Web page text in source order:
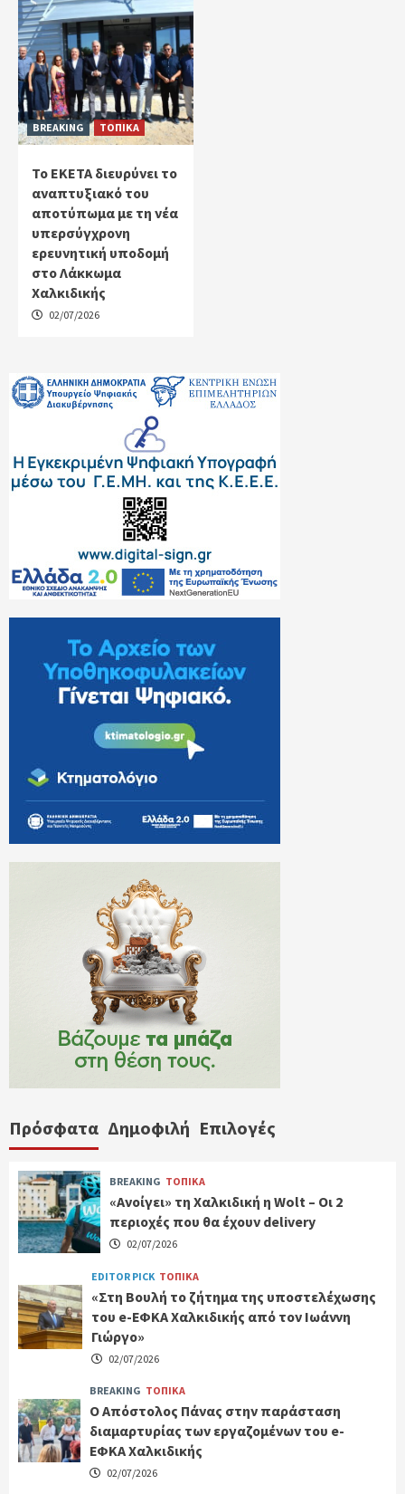
BREAKING ΤΟΠΙΚΑ
Το ΕΚΕΤΑ διευρύνει το
αναπτυξιακό του
αποτύπωμα με τη νέα
υπερσύγχρονη
ερευνητική υποδομή
στο Λάκκωμα
Χαλκιδικής
02/07/2026
Πρόσφατα Δημοφιλή Επιλογές
BREAKING ΤΟΠΙΚΑ
«Ανοίγει» τη Χαλκιδική η Wolt – Οι 2
περιοχές που θα έχουν delivery
02/07/2026
EDITOR PICK ΤΟΠΙΚΑ
«Στη Βουλή το ζήτημα της υποστελέχωσης
του e-ΕΦΚΑ Χαλκιδικής από τον Ιωάννη
Γιώργο»
02/07/2026
BREAKING ΤΟΠΙΚΑ
Ο Απόστολος Πάνας στην παράσταση
διαμαρτυρίας των εργαζομένων του e-
ΕΦΚΑ Χαλκιδικής
02/07/2026